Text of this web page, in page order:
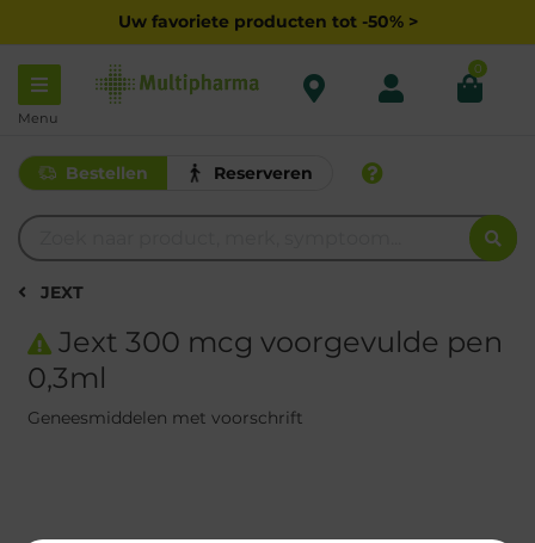
Uw favoriete producten tot -50% >
Menu
0
Bestellen Reserveren
JEXT
Jext 300 mcg voorgevulde pen
0,3ml
Geneesmiddelen met voorschrift